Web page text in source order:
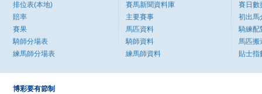
排位表(本地)
賠率
賽果
騎師分場表
練馬師分場表
賽馬新聞資料庫
主要賽事
馬匹資料
騎師資料
練馬師資料
賽日數
初出馬
騎練配
馬匹搬
貼士指
博彩要有節制